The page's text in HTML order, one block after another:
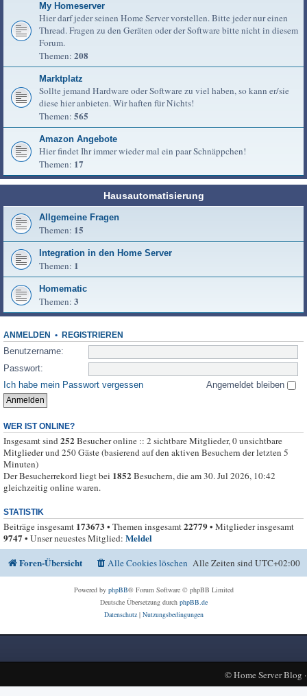
My Homeserver
Hier darf jeder seinen Home Server vorstellen. Bitte jeder nur einen
Thread. Fragen zu den Geräten oder der Software bitte nicht in diesem
Forum.
Themen: 208
Marktplatz
Sollte jemand Hardware oder Software zu viel haben, so kann er/sie
diese hier anbieten. Wir haften für Nichts!
Themen: 565
Amazon Angebote
Hier findet Ihr immer wieder mal ein paar Schnäppchen!
Themen: 17
Hausautomatisierung
Allgemeine Fragen
Themen: 15
Integration in den Home Server
Themen: 1
Homematic
Themen: 3
ANMELDEN • REGISTRIEREN
Benutzername:
Passwort:
Ich habe mein Passwort vergessen
Angemeldet bleiben
WER IST ONLINE?
Insgesamt sind252Besucher online :: 2 sichtbare Mitglieder, 0 unsichtbare
Mitglieder und 250 Gäste (basierend auf den aktiven Besuchern der letzten 5
Minuten)
Der Besucherrekord liegt bei 1852Besuchern, die am 30. Jul 2026, 10:42
gleichzeitig online waren.
STATISTIK
Beiträge insgesamt 173673 • Themen insgesamt22779• Mitglieder insgesamt
9747• Unser neuestes Mitglied: Meldel
Foren-Übersicht
Alle Zeiten sindUTC+02:00
Alle Cookies löschen
Powered by phpBB® Forum Software © phpBB Limited
Deutsche Übersetzung durch phpBB.de
Datenschutz| Nutzungsbedingungen
©Home Server Blog